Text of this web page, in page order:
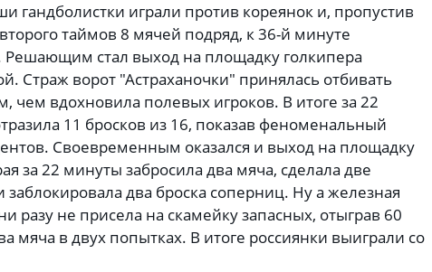
гандболистки играли против кореянок и, пропустив
таймов 8 мячей подряд, к 36-й минуте
Решающим стал выход на площадку голкипера
Страж ворот "Астраханочки" принялась отбивать
чем вдохновила полевых игроков. В итоге за 22
11 бросков из 16, показав феноменальный
Своевременным оказался и выход на площадку
за 22 минуты забросила два мяча, сделала две
два броска соперниц. Ну а железная
разу не присела на скамейку запасных, отыграв 60
мяча в двух попытках. В итоге россиянки выиграли со